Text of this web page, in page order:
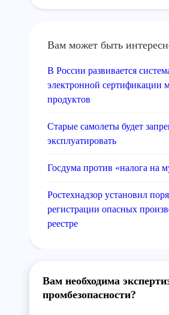
Вам может быть
В России развивается
электронной сертификации
продуктов
Старые самолеты будет
эксплуатировать
Госдума против «налога на
Ростехнадзор установил
регистрации опасных
реестре
Вам необходима
промбезопасности?